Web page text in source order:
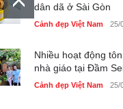
dân dã ở Sài Gòn
Cảnh đẹp Việt Nam 25/
Nhiều hoạt động
nhà giáo tại Đầm
Cảnh đẹp Việt Nam 25/